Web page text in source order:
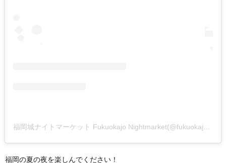
福岡の夏の夜を楽しんでください！